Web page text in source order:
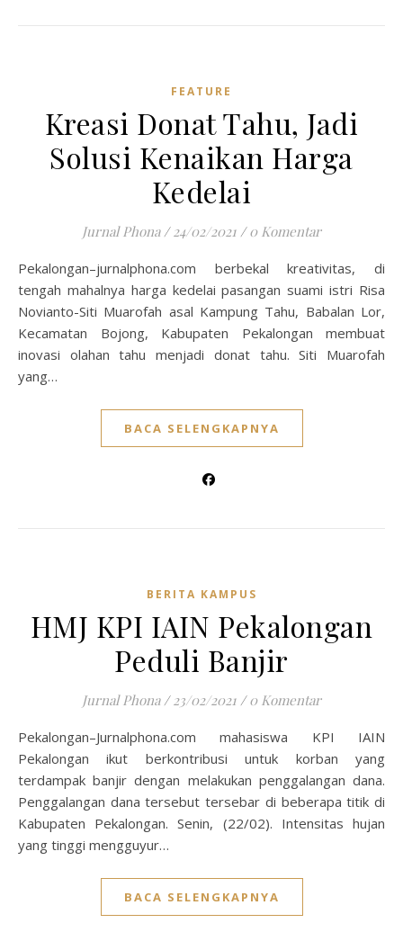
FEATURE
Kreasi Donat Tahu, Jadi
Solusi Kenaikan Harga
Kedelai
Jurnal Phona / 24/02/2021 / 0 Komentar
Pekalongan–jurnalphona.com berbekal kreativitas, di
tengah mahalnya harga kedelai pasangan suami istri Risa
Novianto-Siti Muarofah asal Kampung Tahu, Babalan Lor,
Kecamatan Bojong, Kabupaten Pekalongan membuat
inovasi olahan tahu menjadi donat tahu. Siti Muarofah
yang…
BACA SELENGKAPNYA
BERITA KAMPUS
HMJ KPI IAIN Pekalongan
Peduli Banjir
Jurnal Phona / 23/02/2021 / 0 Komentar
Pekalongan–Jurnalphona.com mahasiswa KPI IAIN
Pekalongan ikut berkontribusi untuk korban yang
terdampak banjir dengan melakukan penggalangan dana.
Penggalangan dana tersebut tersebar di beberapa titik di
Kabupaten Pekalongan. Senin, (22/02). Intensitas hujan
yang tinggi mengguyur…
BACA SELENGKAPNYA